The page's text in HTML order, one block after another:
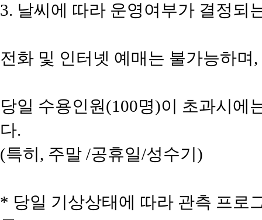
3. 날씨에 따라 운영여부가 결정되
전화 및 인터넷 예매는 불가능하
당일 수용인원(100명)이 초과시에
다.
(특히, 주말 /공휴일/성수기)
* 당일 기상상태에 따라 관측 프로